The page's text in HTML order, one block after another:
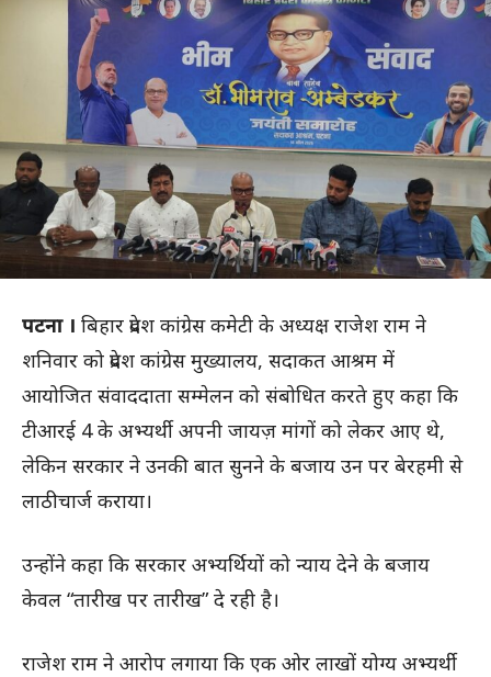
पटना । बिहार प्रदेश कांग्रेस कमेटी के अध्यक्ष राजेश राम ने
शनिवार को प्रदेश कांग्रेस मुख्यालय, सदाकत आश्रम में
आयोजित संवाददाता सम्मेलन को संबोधित करते हुए कहा कि
टीआरई 4 के अभ्यर्थी अपनी जायज़ मांगों को लेकर आए थे,
लेकिन सरकार ने उनकी बात सुनने के बजाय उन पर बेरहमी से
लाठीचार्ज कराया।
उन्होंने कहा कि सरकार अभ्यर्थियों को न्याय देने के बजाय
केवल “तारीख पर तारीख” दे रही है।
राजेश राम ने आरोप लगाया कि एक ओर लाखों योग्य अभ्यर्थी